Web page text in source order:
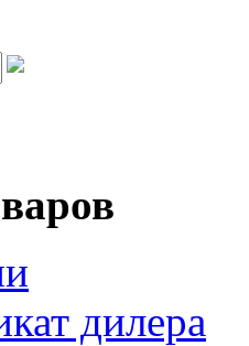
дилера